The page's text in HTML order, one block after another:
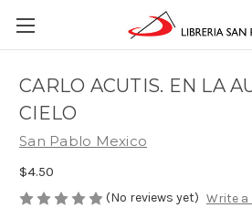
CARLO ACUTIS. EN LA
CIELO
San Pablo Mexico
$4.50
(No reviews yet) Write a